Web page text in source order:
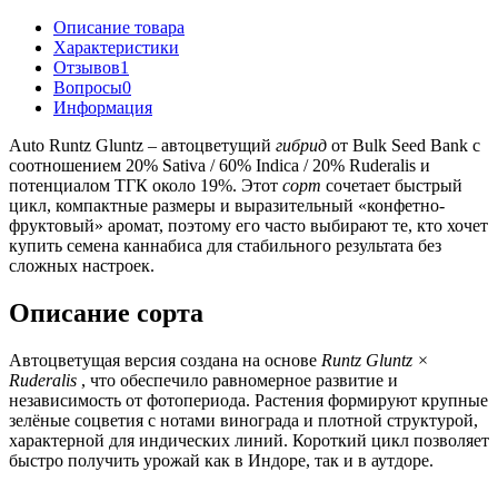
Описание товара
Характеристики
Отзывов1
Вопросы0
Информация
Auto Runtz Gluntz – автоцветущий гибрид от Bulk Seed Bank с
соотношением 20% Sativa / 60% Indica / 20% Ruderalis и
потенциалом ТГК около 19%. Этот сорт сочетает быстрый
цикл, компактные размеры и выразительный «конфетно-
фруктовый» аромат, поэтому его часто выбирают те, кто хочет
купить семена каннабиса для стабильного результата без
сложных настроек.
Описание сорта
Автоцветущая версия создана на основе Runtz Gluntz ×
Ruderalis , что обеспечило равномерное развитие и
независимость от фотопериода. Растения формируют крупные
зелёные соцветия с нотами винограда и плотной структурой,
характерной для индических линий. Короткий цикл позволяет
быстро получить урожай как в Индоре, так и в аутдоре.